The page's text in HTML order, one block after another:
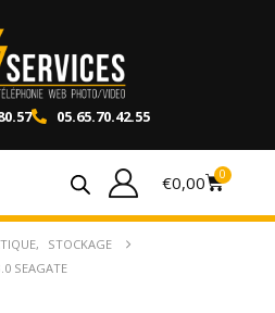
05.65.70.42.55
€0,00 0
,
STOCKAGE
SEAGATE